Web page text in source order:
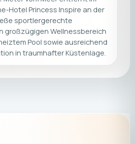
Hotel Princess Inspire an der
sportlergerechte
großzügigen Wellnessbereich
Pool sowie ausreichend
in traumhafter Küstenlage.